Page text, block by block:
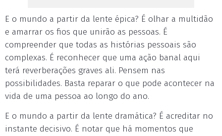
E o mundo a partir da lente épica? É olhar a multidão
e amarrar os fios que unirão as pessoas. É
compreender que todas as histórias pessoais são
complexas. É reconhecer que uma ação banal aqui
terá reverberações graves ali. Pensem nas
possibilidades. Basta reparar o que pode acontecer na
vida de uma pessoa ao longo do ano.
E o mundo a partir da lente dramática? É acreditar no
instante decisivo. É notar que há momentos que